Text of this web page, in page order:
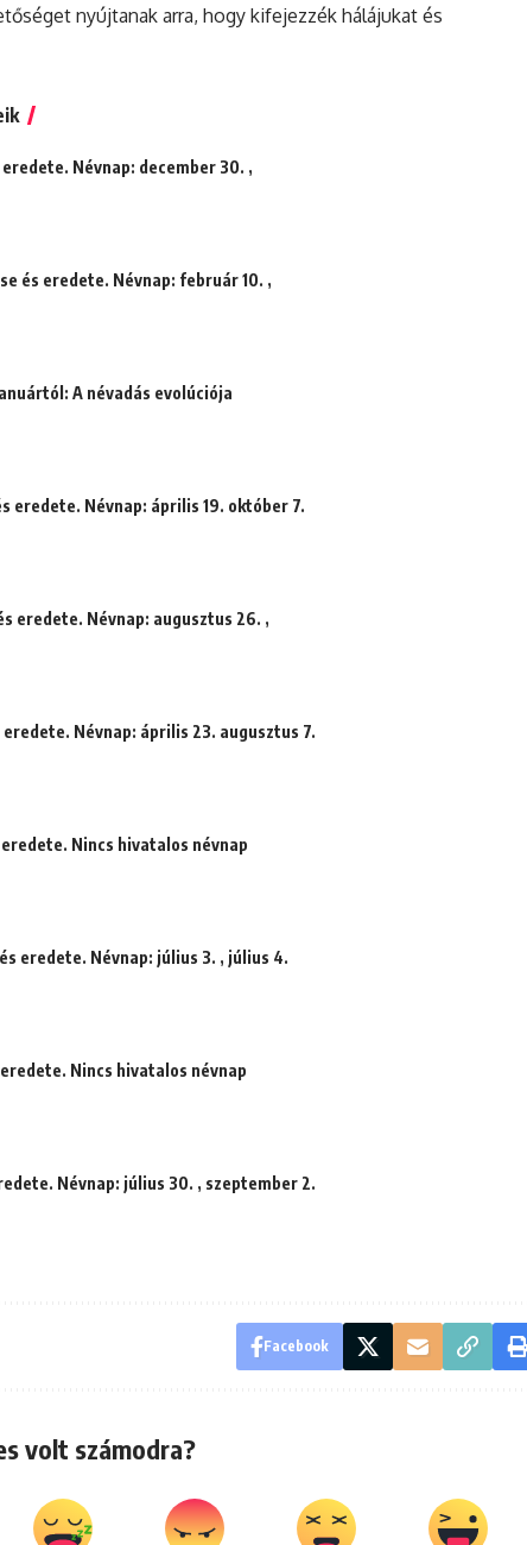
nyújtanak arra, hogy kifejezzék hálájukat és
Névnap: december 30. ,
és eredete. Névnap: február 10. ,
A névadás evolúciója
eredete. Névnap: április 19. október 7.
eredete. Névnap: augusztus 26. ,
Névnap: április 23. augusztus 7.
Nincs hivatalos névnap
eredete. Névnap: július 3. , július 4.
Nincs hivatalos névnap
Névnap: július 30. , szeptember 2.
Facebook
volt számodra?